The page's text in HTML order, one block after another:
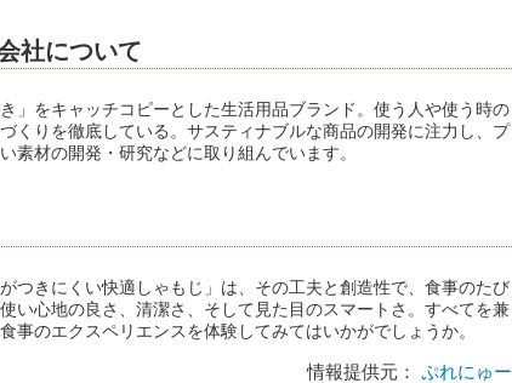
社について
」をキャッチコピーとした生活用品ブランド。使う人や使う時の
くりを徹底している。サスティナブルな商品の開発に注力し、プ
素材の開発・研究などに取り組んでいます。
つきにくい快適しゃもじ」は、その工夫と創造性で、食事のたび
い心地の良さ、清潔さ、そして見た目のスマートさ。すべてを兼
事のエクスペリエンスを体験してみてはいかがでしょうか。
情報提供元： ぷれにゅー